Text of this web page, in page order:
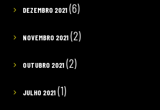
DEZEMBRO 2021(6)
NOVEMBRO 2021(2)
OUTUBRO 2021(2)
JULHO 2021(1)